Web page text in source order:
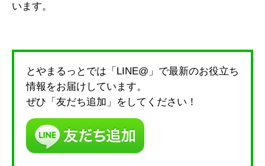
います。
とやまるっとでは「LINE@」で最新のお役立ち
情報をお届けしています。
ぜひ「友だち追加」をしてください！